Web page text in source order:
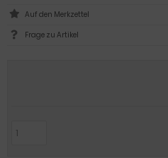
Frage zu Artikel